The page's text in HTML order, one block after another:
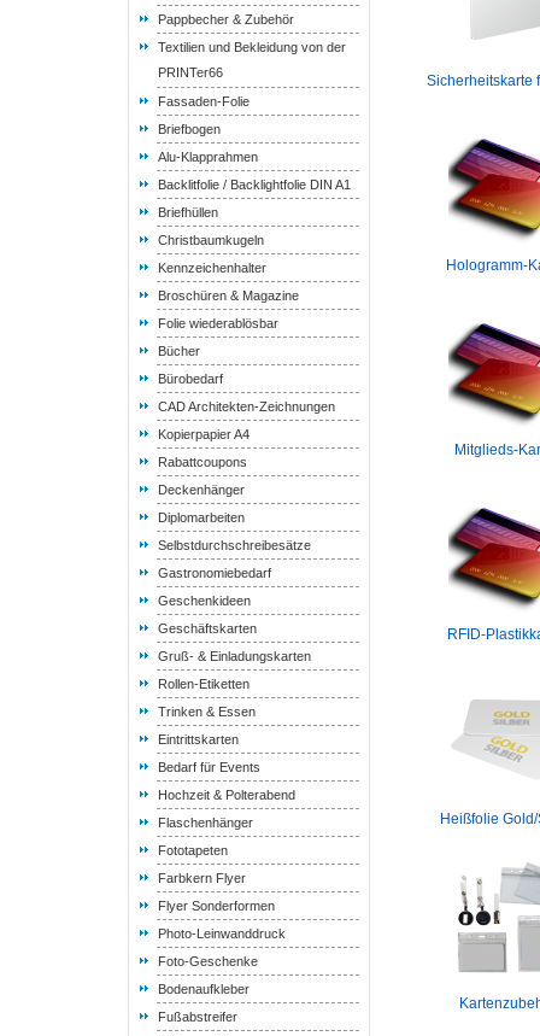
Pappbecher & Zubehör
Textilien und Bekleidung von der
PRINTer66
Fassaden-Folie
Briefbogen
Alu-Klapprahmen
Backlitfolie / Backlightfolie DIN A1
Briefhüllen
Christbaumkugeln
Kennzeichenhalter
Broschüren & Magazine
Folie wiederablösbar
Bücher
Bürobedarf
CAD Architekten-Zeichnungen
Kopierpapier A4
Rabattcoupons
Deckenhänger
Diplomarbeiten
Selbstdurchschreibesätze
Gastronomiebedarf
Geschenkideen
Geschäftskarten
Gruß- & Einladungskarten
Rollen-Etiketten
Trinken & Essen
Eintrittskarten
Bedarf für Events
Hochzeit & Polterabend
Flaschenhänger
Fototapeten
Farbkern Flyer
Flyer Sonderformen
Photo-Leinwanddruck
Foto-Geschenke
Bodenaufkleber
Fußabstreifer
Sicherheitskarte
Hologramm-
Mitglieds-
RFID-
Heißfolie